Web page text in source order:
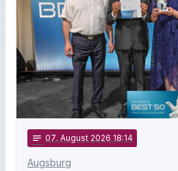
notes 07. August 2026 18:14
Augsburg